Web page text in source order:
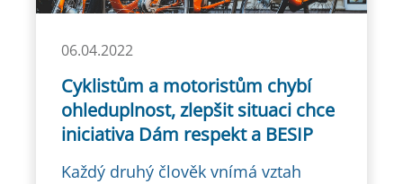
06.04.2022
Cyklistům a motoristům chybí
ohleduplnost, zlepšit situaci chce
iniciativa Dám respekt a BESIP
Každý druhý člověk vnímá vztah